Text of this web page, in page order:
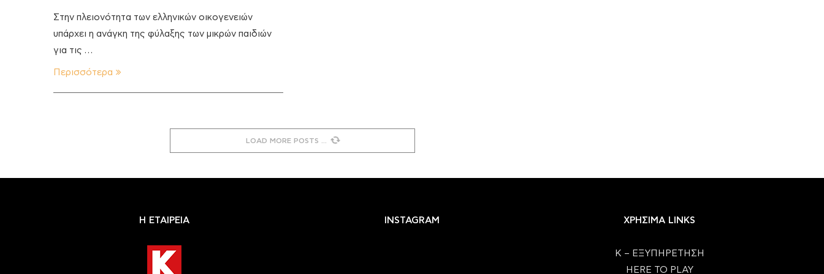
Στην πλειονότητα των ελληνικών οικογενειών
υπάρχει η ανάγκη της φύλαξης των μικρών παιδιών
για τις …
Περισσότερα
LOAD MORE POSTS
Η ΕΤΑΙΡΕΙΑ INSTAGRAM ΧΡΗΣΙΜΑ LINKS
Κ – ΕΞΥΠΗΡΕΤΗΣΗ
HERE TO PLAY